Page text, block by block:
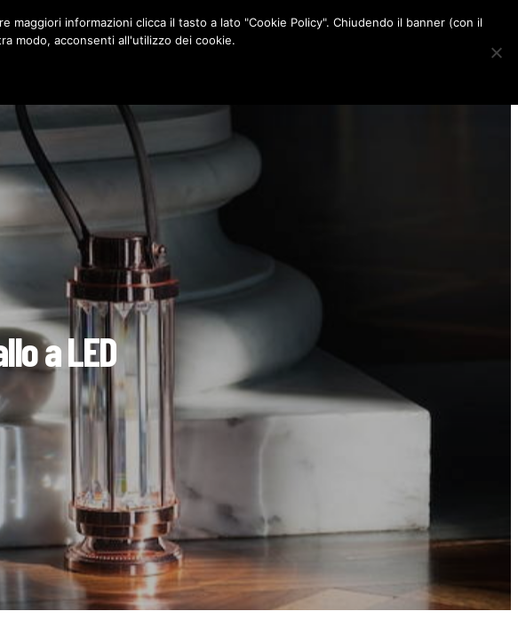
CHI SIAMO CONTATTI
o
g
d
a LED
informazioni clicca il tasto a lato "Cookie Policy". Chiudendo il banner (con il
modo, acconsenti all'utilizzo dei cookie.